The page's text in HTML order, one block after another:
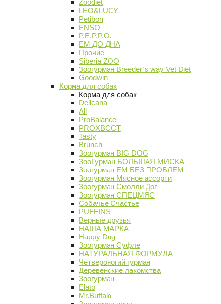
Zoodiet
LEO&LUCY
Petibon
ENSO
P.E.P.P.O.
ЕМ ДО ДНА
Прочие
Siberia ZOO
Зоогурман Breeder`s way Vet Diet
Goodwin
Корма для собак
Корма для собак
Delicana
All
ProBalance
PROХВОСТ
Tasty
Brunch
Зоогурман BIG DOG
ЗооГурман БОЛЬШАЯ МИСКА
Зоогурман ЕМ БЕЗ ПРОБЛЕМ
Зоогурман Мясное ассорти
Зоогурман Смолли Дог
Зоогурман СПЕЦМЯС
Собачье Счастье
PUFFINS
Верные друзья
НАША МАРКА
Happy Dog
Зоогурман Суфле
НАТУРАЛЬНАЯ ФОРМУЛА
Четвероногий гурман
Деревенские лакомства
Зоогурман
Elato
Mr.Buffalo